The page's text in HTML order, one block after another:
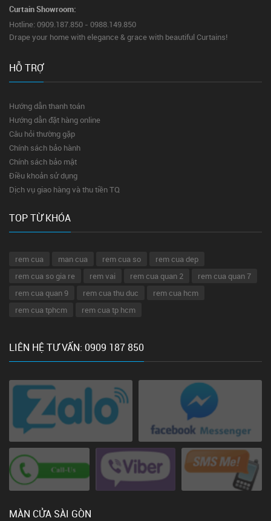
Curtain Showroom:
Hotline: 0909.187.850 - 0988.149.850
Drape your home with elegance & grace with beautiful Curtains!
HỖ TRỢ
Hướng dẫn thanh toán
Hướng dẫn đặt hàng online
Câu hỏi thường gặp
Chính sách bảo hành
Chính sách bảo mật
Điều khoản sử dụng
Dịch vụ giao hàng và thu tiền TQ
TOP TỪ KHÓA
rem cua man cua rem cua so
rem cua dep
rem cua so gia re
rem vai rem cua quan 2
rem cua quan 7
rem cua quan 9
rem cua thu duc
rem cua hcm
rem cua tphcm
rem cua tp hcm
LIÊN HỆ TƯ VẤN: 0909 187 850
MÀN CỬA SÀI GÒN